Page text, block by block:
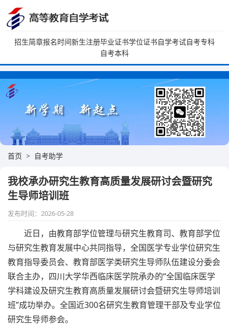
招生简章报名时间新生注册毕业证书学位证书自学考试自考专科
自考本科
首页 自考助学
我校承办研究生教育高质量发展研讨会暨研究
生导师培训班
发布时间：2026-05-28
近日，由教育部学位管理与研究生教育司、教育部学位
与研究生教育发展中心共同指导，全国医学专业学位研究生
教育指导委员会、教育部医学类研究生导师队伍建设分委会
联合主办，四川大学华西临床医学院承办的“全国临床医学
学科建设及研究生教育高质量发展研讨会暨研究生导师培训
班”成功举办。全国近300名研究生教育管理干部及专业学位
研究生导师参会。